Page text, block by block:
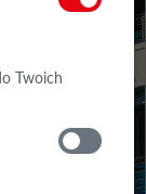
Twoich